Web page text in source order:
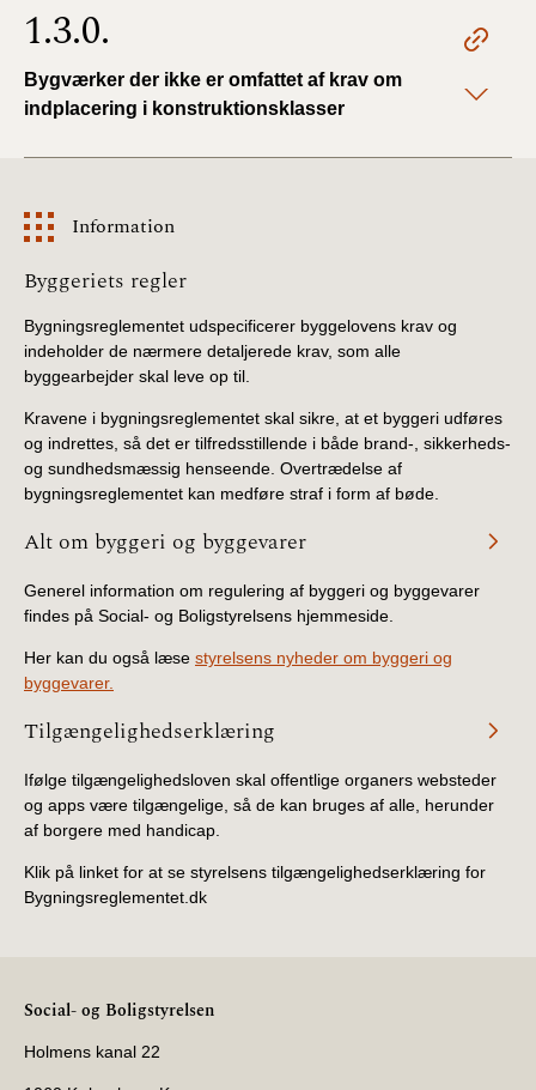
1.3.0.
Bygværker der ikke er omfattet af krav om
indplacering i konstruktionsklasser
Information
Information
Byggeriets regler
Bygningsreglementet udspecificerer byggelovens krav og
indeholder de nærmere detaljerede krav, som alle
byggearbejder skal leve op til.
Kravene i bygningsreglementet skal sikre, at et byggeri udføres
og indrettes, så det er tilfredsstillende i både brand-, sikkerheds-
og sundhedsmæssig henseende. Overtrædelse af
bygningsreglementet kan medføre straf i form af bøde.
Alt om byggeri og byggevarer
Generel information om regulering af byggeri og byggevarer
findes på Social- og Boligstyrelsens hjemmeside.
Her kan du også læse styrelsens nyheder om byggeri og
byggevarer.
Tilgængelighedserklæring
Ifølge tilgængelighedsloven skal offentlige organers websteder
og apps være tilgængelige, så de kan bruges af alle, herunder
af borgere med handicap.
Klik på linket for at se styrelsens tilgængelighedserklæring for
Bygningsreglementet.dk
Social- og Boligstyrelsen
Holmens kanal 22